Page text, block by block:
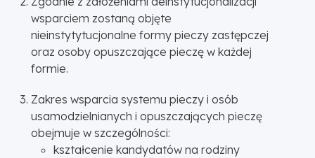
wsparciem zostaną objęte
nieinstytytucjonalne formy pieczy zastępczej
oraz osoby opuszczające pieczę w każdej
formie.
Zakres wsparcia systemu pieczy i osób
usamodzielnianych i opuszczających pieczę
obejmuje w szczególności:
kształcenie kandydatów na rodziny